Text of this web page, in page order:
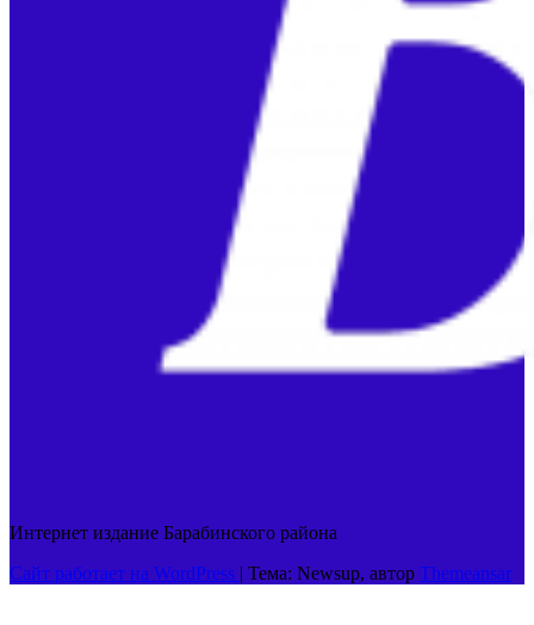
Интернет издание Барабинского района
Сайт работает на WordPress | Тема: Newsup, автор Themeansar